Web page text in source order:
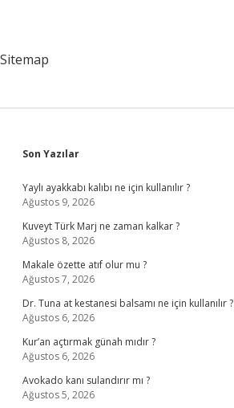
Sitemap
Sidebar
Son Yazılar
Yaylı ayakkabı kalıbı ne için kullanılır ?
Ağustos 9, 2026
Kuveyt Türk Marj ne zaman kalkar ?
Ağustos 8, 2026
Makale özette atıf olur mu ?
Ağustos 7, 2026
Dr. Tuna at kestanesi balsamı ne için kullanılır ?
Ağustos 6, 2026
Kur’an açtırmak günah mıdır ?
Ağustos 6, 2026
Avokado kanı sulandırır mı ?
Ağustos 5, 2026